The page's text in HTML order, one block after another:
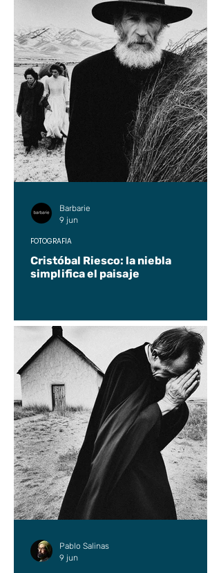
Cristóbal Riesco: la niebla
simplifica el paisaje
FOTOGRAFÍA
Barbarie
9 jun
Pablo Salinas
9 jun